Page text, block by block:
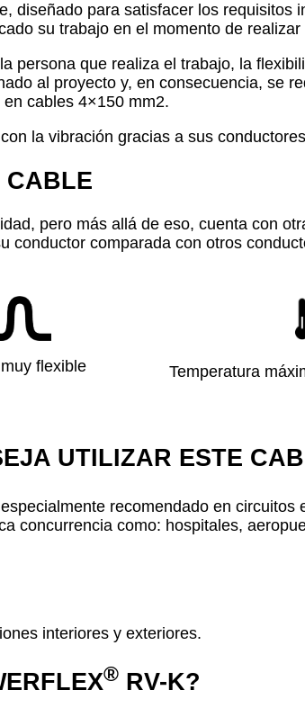
diseñado para satisfacer los
su trabajo en el momento de
persona que realiza el trabajo, la
al proyecto y, en consecuencia, se
cables 4×150 mm2.
la vibración gracias a sus
CABLE
pero más allá de eso, cuenta con
conductor comparada con otros
flexible Temperatura
UTILIZAR ESTE
recomendado en
concurrencia como: hospitales,
interiores y exteriores.
® RV-K?